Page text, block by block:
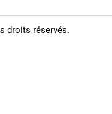
droits réservés.